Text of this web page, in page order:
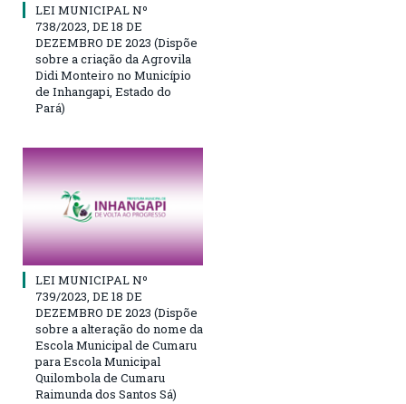
LEI MUNICIPAL Nº
738/2023, DE 18 DE
DEZEMBRO DE 2023 (Dispõe
sobre a criação da Agrovila
Didi Monteiro no Município
de Inhangapi, Estado do
Pará)
LEI MUNICIPAL Nº
739/2023, DE 18 DE
DEZEMBRO DE 2023 (Dispõe
sobre a alteração do nome da
Escola Municipal de Cumaru
para Escola Municipal
Quilombola de Cumaru
Raimunda dos Santos Sá)